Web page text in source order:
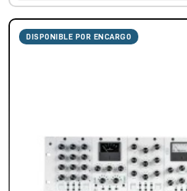
DISPONIBLE POR ENCARGO